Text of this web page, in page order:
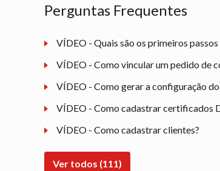
Perguntas Frequentes
VÍDEO - Quais são os primeiros
VÍDEO - Como vincular um pedido de
VÍDEO - Como gerar a configuração do
VÍDEO - Como cadastrar certificados
VÍDEO - Como cadastrar clientes?
Ver todos (111)